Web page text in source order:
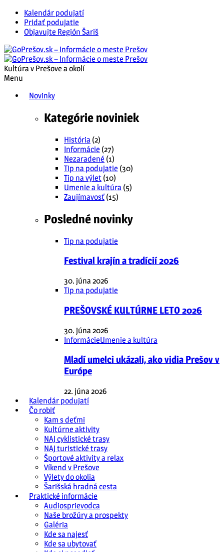
Kalendár podujatí
Pridať podujatie
Objavujte Región Šariš
Kultúra v Prešove a okolí
Menu
Novinky
Kategórie noviniek
História (2)
Informácie (27)
Nezaradené (1)
Tip na podujatie (30)
Tip na výlet (10)
Umenie a kultúra (5)
Zaujímavosť (15)
Posledné novinky
Tip na podujatie
Festival krajín a tradícií 2026
30. júna 2026
Tip na podujatie
PREŠOVSKÉ KULTÚRNE LETO 2026
30. júna 2026
InformácieUmenie a kultúra
Mladí umelci ukázali, ako vidia Prešov v
Európe
22. júna 2026
Kalendár podujatí
Čo robiť
Kam s deťmi
Kultúrne aktivity
NAJ cyklistické trasy
NAJ turistické trasy
Športové aktivity a relax
Víkend v Prešove
Výlety do okolia
Šarišská hradná cesta
Praktické informácie
Audiosprievodca
Naše brožúry a prospekty
Galéria
Kde sa najesť
Kde sa ubytovať